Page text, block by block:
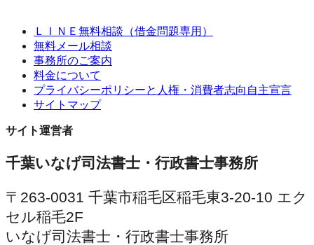
ＬＩＮＥ無料相談（借金問題専用）
無料メール相談
事務所のご案内
料金について
プライバシーポリシーと人権・消費者志向自主宣言
サイトマップ
サイト運営者
千葉いなげ司法書士・行政書士事務所
〒263-0031 千葉市稲毛区稲毛東3-20-10 エク
セル稲毛2F
いなげ司法書士・行政書士事務所